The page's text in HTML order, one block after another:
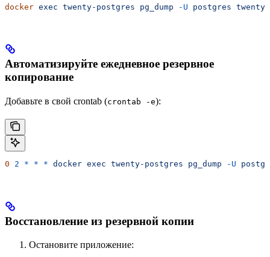
docker exec twenty-postgres pg_dump -U postgres twenty
Автоматизируйте ежедневное резервное
копирование
Добавьте в свой crontab (crontab -e):
0 2 * * * docker exec twenty-postgres pg_dump -U
Восстановление из резервной копии
Остановите приложение: